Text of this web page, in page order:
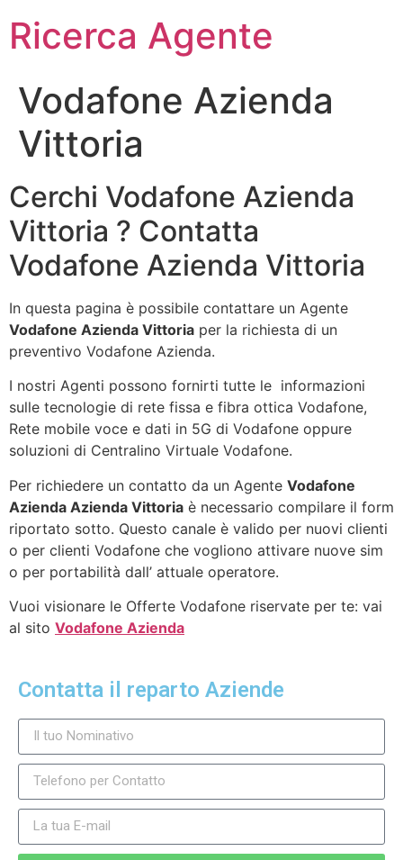
Ricerca Agente
Vodafone Azienda
Vittoria
Cerchi Vodafone Azienda
Vittoria ? Contatta
Vodafone Azienda Vittoria
In questa pagina è possibile contattare un Agente
Vodafone Azienda Vittoria per la richiesta di un
preventivo Vodafone Azienda.
I nostri Agenti possono fornirti tutte le informazioni
sulle tecnologie di rete fissa e fibra ottica Vodafone,
Rete mobile voce e dati in 5G di Vodafone oppure
soluzioni di Centralino Virtuale Vodafone.
Per richiedere un contatto da un Agente Vodafone
Azienda Azienda Vittoria è necessario compilare il form
riportato sotto. Questo canale è valido per nuovi clienti
o per clienti Vodafone che vogliono attivare nuove sim
o per portabilità dall’ attuale operatore.
Vuoi visionare le Offerte Vodafone riservate per te: vai
al sito Vodafone Azienda
Contatta il reparto Aziende